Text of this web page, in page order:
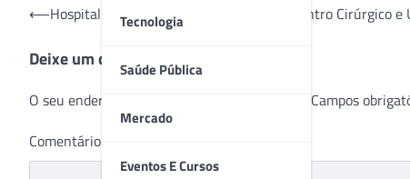
Tecnologia
Saúde Pública
Mercado
Eventos E Cursos
Navegação
Post
⟵Hospital Anchieta de Brasília inaugura Centro Cirúrgico e
Deixe um comentário
O seu endereço de e-mail não será publicado. Campos
Comentário